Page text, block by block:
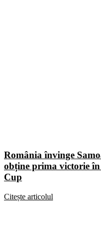
România învinge
obține prima victorie
Cup
Citește articolul